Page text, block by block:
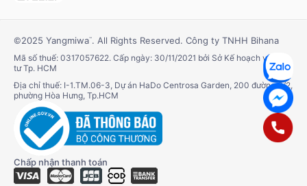
©2025 Yangmiwa™. All Rights Reserved. Công ty TNHH Bihana
Mã số thuế: 0317057622. Cấp ngày: 30/11/2021 bởi Sở Kế hoạch và Đầu
tư Tp. HCM
Địa chỉ thuế: I-1.TM.06-3, Dự án HaDo Centrosa Garden, 200 đường 3/2,
phường Hòa Hưng, Tp.HCM
Chấp nhận thanh toán